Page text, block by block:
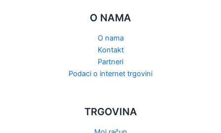
O NAMA
O nama
Kontakt
Partneri
Podaci o internet trgovini
TRGOVINA